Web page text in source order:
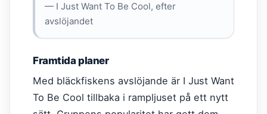
— I Just Want To Be Cool, efter
avslöjandet
Framtida planer
Med bläckfiskens avslöjande är I Just Want
To Be Cool tillbaka i rampljuset på ett nytt